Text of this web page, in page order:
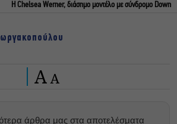
Η Chelsea Werner, διάσημο μοντέλο με σύνδρομο Down
A A
άρθρα μας στα αποτελέσματα